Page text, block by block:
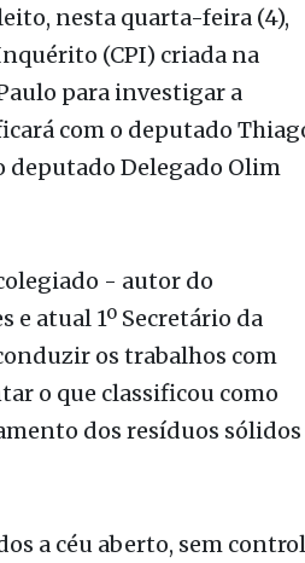
para investigar a
com o deputado Thiago
Delegado Olim
- autor do
os trabalhos com
o que classificou como
dos resíduos sólidos
a céu aberto, sem controle
Nesse contexto, ele